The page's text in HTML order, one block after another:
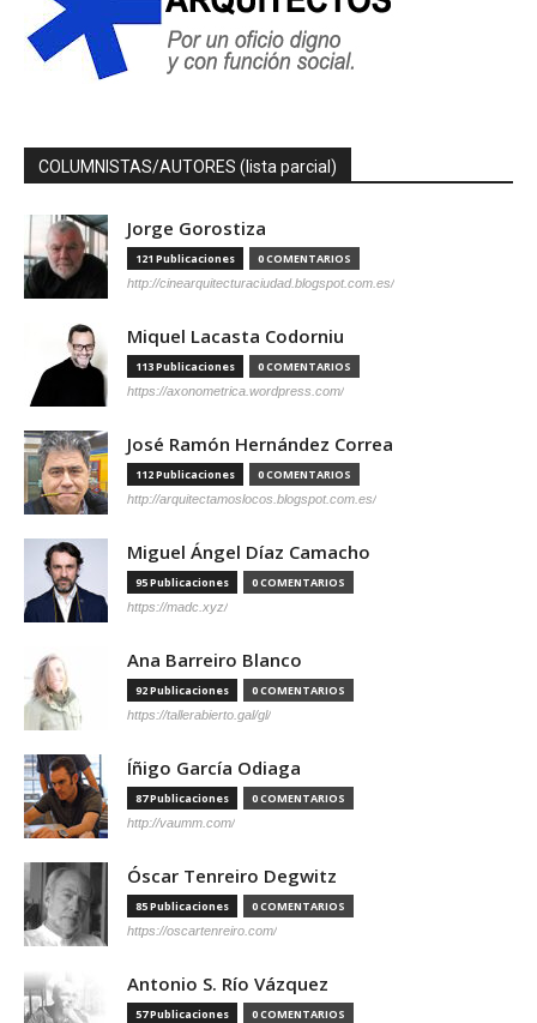
COLUMNISTAS/AUTORES (lista parcial)
Jorge Gorostiza
121 Publicaciones 0 COMENTARIOS
http://cinearquitecturaciudad.blogspot.com.es/
Miquel Lacasta Codorniu
113 Publicaciones 0 COMENTARIOS
https://axonometrica.wordpress.com/
José Ramón Hernández Correa
112 Publicaciones 0 COMENTARIOS
http://arquitectamoslocos.blogspot.com.es/
Miguel Ángel Díaz Camacho
95 Publicaciones 0 COMENTARIOS
https://madc.xyz/
Ana Barreiro Blanco
92 Publicaciones 0 COMENTARIOS
https://tallerabierto.gal/gl/
Íñigo García Odiaga
87 Publicaciones 0 COMENTARIOS
http://vaumm.com/
Óscar Tenreiro Degwitz
85 Publicaciones 0 COMENTARIOS
https://oscartenreiro.com/
Antonio S. Río Vázquez
57 Publicaciones 0 COMENTARIOS